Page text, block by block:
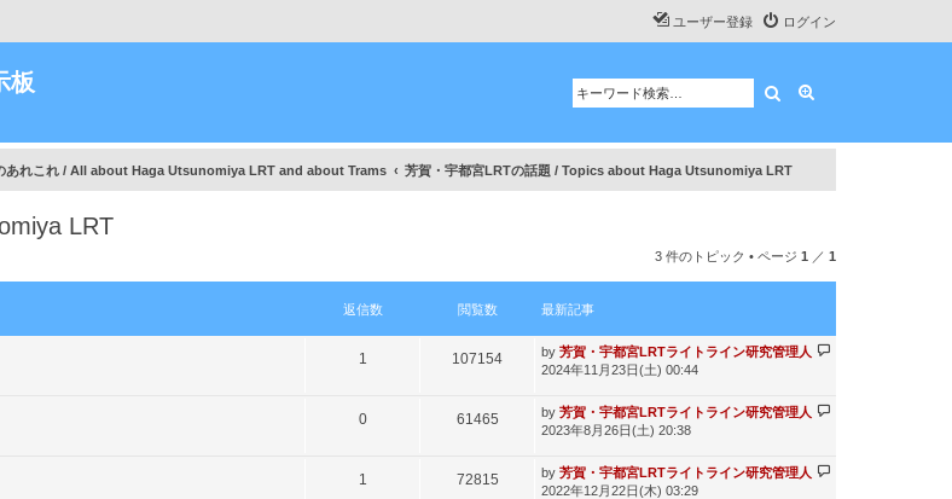
ログイン
ユーザー登録
板 検索
あれこれ / All about Haga Utsunomiya LRT and about Trams 芳賀・宇都宮LRTの話題 / Topics about Haga Utsunomiya LRT
LRT
3 件のトピック • ページ 1 ／ 1
返信数 閲覧数 最新記事
1
数
107154閲
最
新
事
by 芳賀・宇都宮LRTライトライン研究管理人
2024年11月23日(土) 00:44
0返
数
61465閲
数
最
新
事
by 芳賀・宇都宮LRTライトライン研究管理人
2023年8月26日(土) 20:38
1 72815閲
最
新
by 芳賀・宇都宮LRTライトライン研究管理人
2022年12月22日(木) 03:29